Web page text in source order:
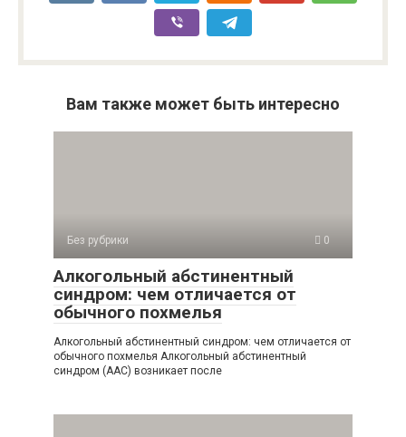
Вам также может быть интересно
Без рубрики 0
Алкогольный абстинентный
синдром: чем отличается от
обычного похмелья
Алкогольный абстинентный синдром: чем отличается от
обычного похмелья Алкогольный абстинентный
синдром (ААС) возникает после